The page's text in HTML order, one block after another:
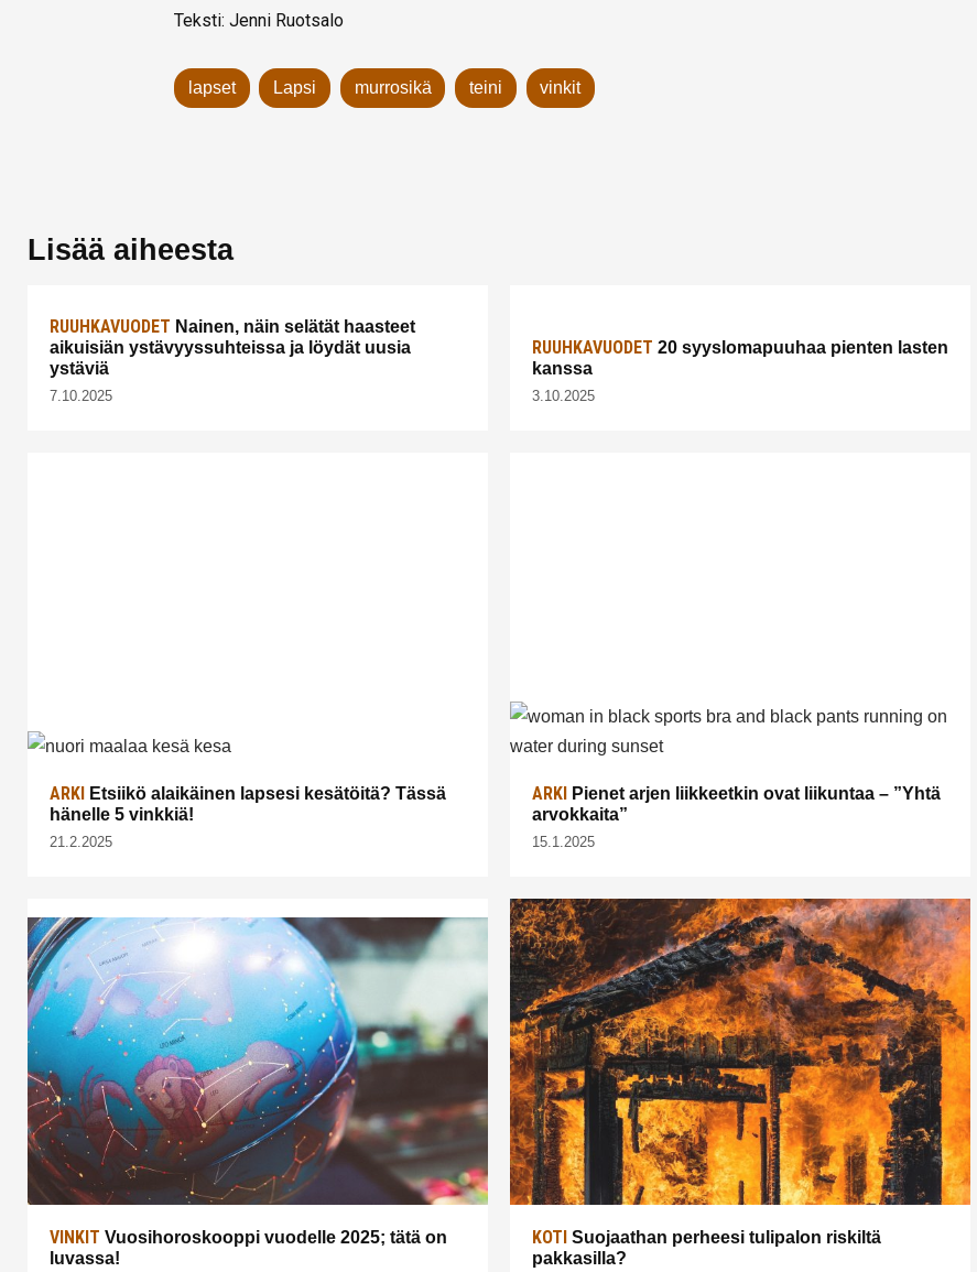
Teksti: Jenni Ruotsalo
lapset Lapsi murrosikä teini vinkit
Lisää aiheesta
RUUHKAVUODET Nainen, näin selätät haasteet
aikuisiän ystävyyssuhteissa ja löydät uusia
ystäviä
7.10.2025
RUUHKAVUODET 20 syyslomapuuhaa pienten lasten
kanssa
3.10.2025
ARKI Etsiikö alaikäinen lapsesi kesätöitä? Tässä
hänelle 5 vinkkiä!
21.2.2025
ARKI Pienet arjen liikkeetkin ovat liikuntaa – ”Yhtä
arvokkaita”
15.1.2025
VINKIT Vuosihoroskooppi vuodelle 2025; tätä on
luvassa!
KOTI Suojaathan perheesi tulipalon riskiltä
pakkasilla?